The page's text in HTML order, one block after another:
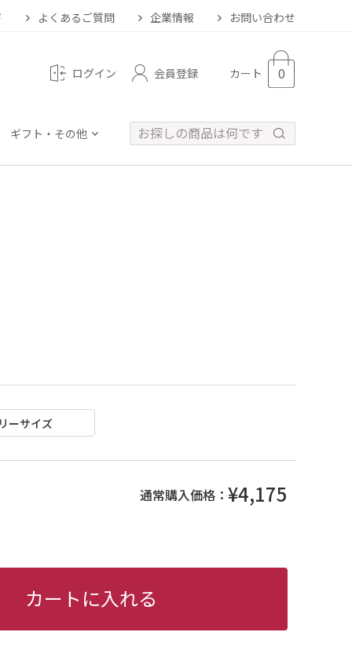
ログイン 会員登録 カート 0
ギフト・その他
よくあるご質問 企業情報 お問い合わせ
ーサイズ
通常購入価格： ¥4,175
カートに入れる